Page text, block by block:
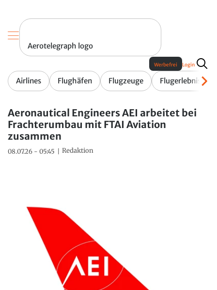
Aerotelegraph logo
Airlines Flughäfen Flugzeuge Flugerlebnis
Werbefrei Login
Aeronautical Engineers AEI arbeitet bei
Frachterumbau mit FTAI Aviation
zusammen
08.07.26 - 05:45 Redaktion